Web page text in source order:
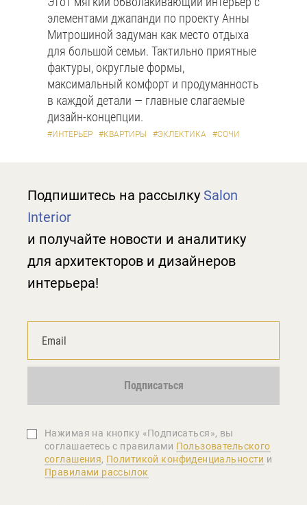
элементами джапанди по проекту Анны
Митрошиной задуман как место отдыха
для большой семьи. Тактильно приятные
фактуры, округлые формы,
максимальный комфорт и продуманность
в каждой детали — главные слагаемые
дизайн-концепции.
#ИНТЕРЬЕР #КВАРТИРЫ #ЭКЛЕКТИКА #СОЧИ
Подпишитесь на рассылку Salon
Interior
и получайте новости и аналитику
для архитекторов и дизайнеров
интерьера!
Подписаться
Нажимая на кнопку «Подписаться», вы
соглашаетеcь с правилами Пользовательского
соглашения, Политикой конфиденциальности и
Правилами рассылок